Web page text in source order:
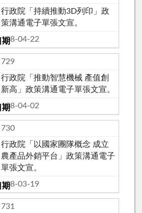
行政院「持續推動3D列印」政
策溝通電子單張文宣。
108-04-22
729
行政院「推動智慧機械 產值創
新高」政策溝通電子單張文宣。
108-04-02
730
行政院「以國家團隊概念 成立
農產品外銷平台」政策溝通電子
單張文宣。
108-03-19
731